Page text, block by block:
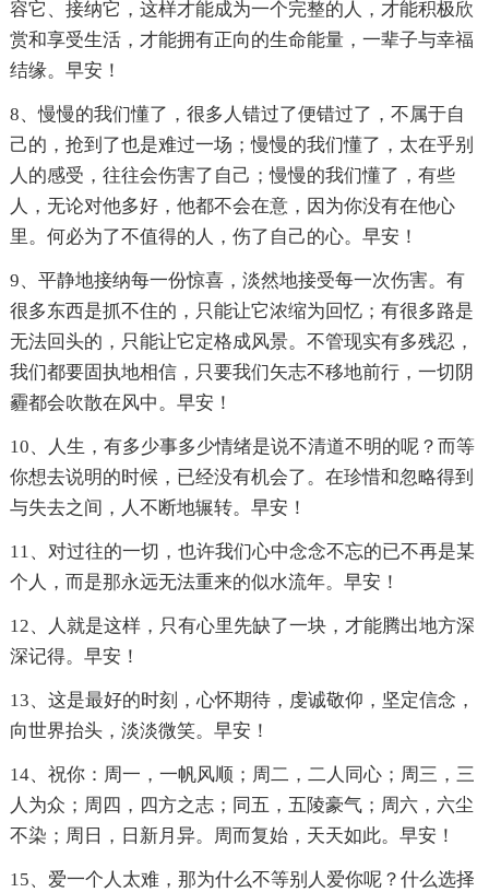
容它、接纳它，这样才能成为一个完整的人，才能积极欣
赏和享受生活，才能拥有正向的生命能量，一辈子与幸福
结缘。早安！
8、慢慢的我们懂了，很多人错过了便错过了，不属于自
己的，抢到了也是难过一场；慢慢的我们懂了，太在乎别
人的感受，往往会伤害了自己；慢慢的我们懂了，有些
人，无论对他多好，他都不会在意，因为你没有在他心
里。何必为了不值得的人，伤了自己的心。早安！
9、平静地接纳每一份惊喜，淡然地接受每一次伤害。有
很多东西是抓不住的，只能让它浓缩为回忆；有很多路是
无法回头的，只能让它定格成风景。不管现实有多残忍，
我们都要固执地相信，只要我们矢志不移地前行，一切阴
霾都会吹散在风中。早安！
10、人生，有多少事多少情绪是说不清道不明的呢？而等
你想去说明的时候，已经没有机会了。在珍惜和忽略得到
与失去之间，人不断地辗转。早安！
11、对过往的一切，也许我们心中念念不忘的已不再是某
个人，而是那永远无法重来的似水流年。早安！
12、人就是这样，只有心里先缺了一块，才能腾出地方深
深记得。早安！
13、这是最好的时刻，心怀期待，虔诚敬仰，坚定信念，
向世界抬头，淡淡微笑。早安！
14、祝你：周一，一帆风顺；周二，二人同心；周三，三
人为众；周四，四方之志；同五，五陵豪气；周六，六尘
不染；周日，日新月异。周而复始，天天如此。早安！
15、爱一个人太难，那为什么不等别人爱你呢？什么选择